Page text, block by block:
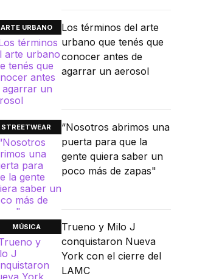
ARTE URBANO
Los términos del arte
urbano que tenés que
conocer antes de
agarrar un aerosol
STREETWEAR
“Nosotros abrimos una
puerta para que la
gente quiera saber un
poco más de zapas"
MÚSICA
Trueno y Milo J
conquistaron Nueva
York con el cierre del
LAMC